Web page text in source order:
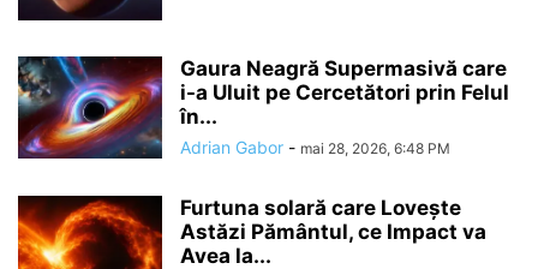
Gaura Neagră Supermasivă care
i-a Uluit pe Cercetători prin Felul
în...
Adrian Gabor - mai 28, 2026, 6:48 PM
Furtuna solară care Lovește
Astăzi Pământul, ce Impact va
Avea la...